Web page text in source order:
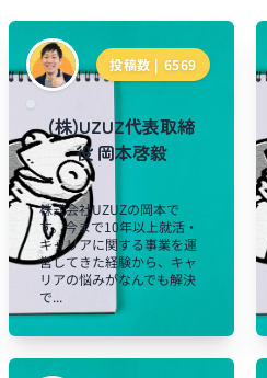
投稿数 | 6569
(株)UZUZ代表取締
役 岡本啓毅
株式会社UZUZの岡本で
す。今まで10年以上就活・
キャリアに関する事業を運
営してきた経験から、キャ
リアの悩みがなんでも解決
で...